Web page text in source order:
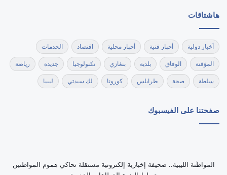
هاشتاقات
أخبار دولية أخبار فنية أخبار محلية اقتصاد الخدمات
المؤقتة الوفاق بلدية بنغازي تكنولوجيا جديدة رياضة
سلطة صحة طرابلس كورونا لك سيدتي ليبيا
صفحتنا على الفيسبوك
‏المواطَنة الليبية.. صحيفة إخبارية إلكترونية مستقلة تحاكي هموم المواطنين